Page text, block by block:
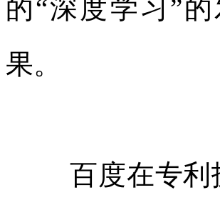
的“深度学习”
果。
百度在专